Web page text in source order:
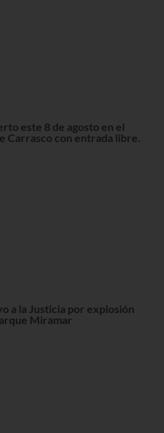
este 8 de agosto en el
Carrasco con entrada libre.
a la Justicia por explosión
Miramar